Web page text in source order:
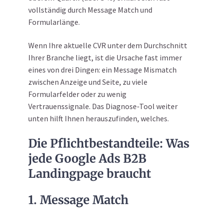
vollständig durch Message Match und
Formularlänge.
Wenn Ihre aktuelle CVR unter dem Durchschnitt
Ihrer Branche liegt, ist die Ursache fast immer
eines von drei Dingen: ein Message Mismatch
zwischen Anzeige und Seite, zu viele
Formularfelder oder zu wenig
Vertrauenssignale. Das Diagnose-Tool weiter
unten hilft Ihnen herauszufinden, welches.
Die Pflichtbestandteile: Was
jede Google Ads B2B
Landingpage braucht
1. Message Match